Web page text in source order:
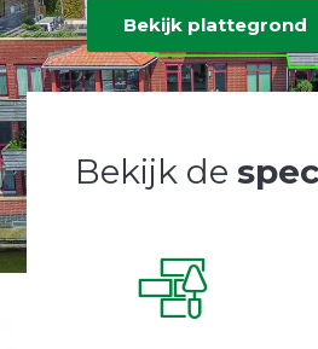
Bekijk plattegrond
Bekijk de